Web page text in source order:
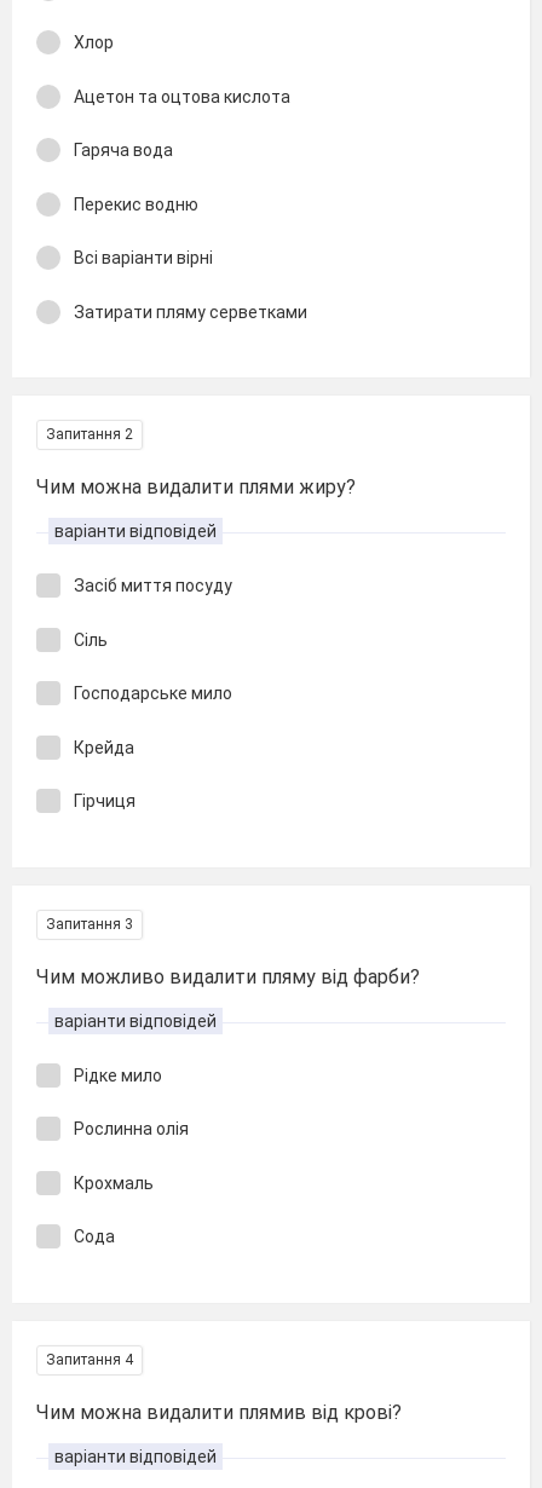
Хлор
Ацетон та оцтова кислота
Гаряча вода
Перекис водню
Всі варіанти вірні
Затирати пляму серветками
Запитання 2
Чим можна видалити плями жиру?
варіанти відповідей
Засіб миття посуду
Сіль
Господарське мило
Крейда
Гірчиця
Запитання 3
Чим можливо видалити пляму від фарби?
варіанти відповідей
Рідке мило
Рослинна олія
Крохмаль
Сода
Запитання 4
Чим можна видалити плямив від крові?
варіанти відповідей